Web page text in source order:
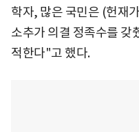
학자, 많은 국민은 (헌재
소추가 의결 정족수를 갖
적한다"고 했다.